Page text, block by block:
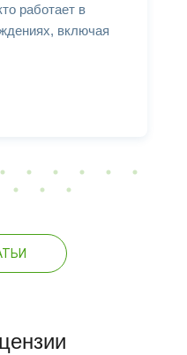
работает в
включая